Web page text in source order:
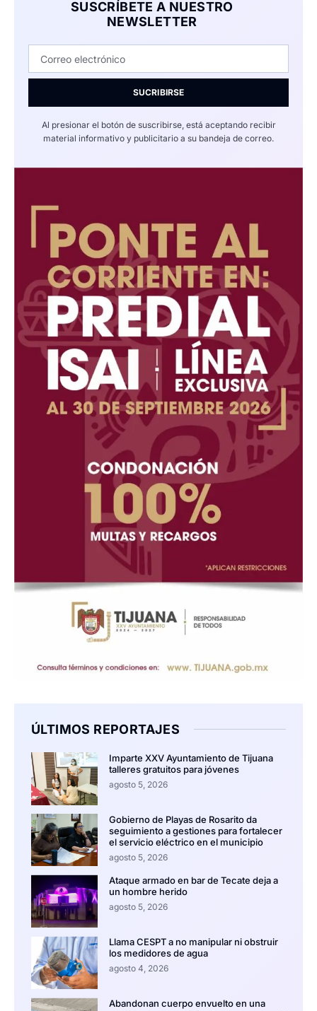
SUSCRÍBETE A NUESTRO
NEWSLETTER
SUCRIBIRSE
Al presionar el botón de suscribirse, está aceptando recibir
material informativo y publicitario a su bandeja de correo.
ÚLTIMOS REPORTAJES
Imparte XXV Ayuntamiento de Tijuana
talleres gratuitos para jóvenes
agosto 5, 2026
Gobierno de Playas de Rosarito da
seguimiento a gestiones para fortalecer
el servicio eléctrico en el municipio
agosto 5, 2026
Ataque armado en bar de Tecate deja a
un hombre herido
agosto 5, 2026
Llama CESPT a no manipular ni obstruir
los medidores de agua
agosto 4, 2026
Abandonan cuerpo envuelto en una